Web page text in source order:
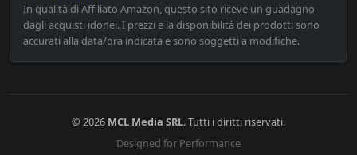
In qualità di Affiliato Amazon, questo sito riceve un guadagno
dagli acquisti idonei. I prezzi e la disponibilità dei prodotti sono
accurati alla data/ora indicata e sono soggetti a modifiche.
© 2026 MCL Media SRL. Tutti i diritti riservati.
Designed for Performance